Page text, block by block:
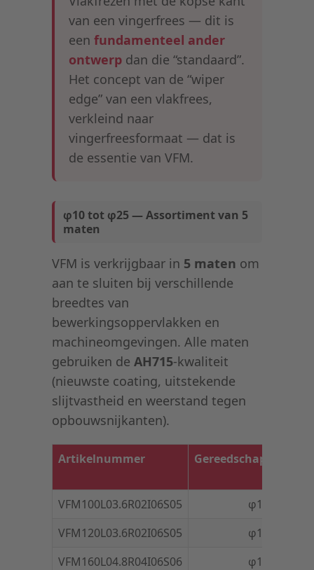
van een vingerfrees — dit is
een fundamenteel ander
ontwerp dan die “standaard”.
Het concept van de “wiper
edge” van een vlakfrees,
verkleind naar
vingerfreesformaat — dat is
de essentie van VFM.
φ10 tot φ25 — Assortiment van 5
maten
VFM is verkrijgbaar in 5 maten om
aan te sluiten bij verschillende
breedtes van
bewerkingsoppervlakken en
machineomgevingen. Alle maten
gebruiken de AH715-kwaliteit
(nieuwste coating, uitstekende
slijtvastheid en weerstand tegen
opbouwsnijkanten).
Artikelnummer
VFM100L03.6R02I06S05
φ10
VFM120L03.6R02I06S05
φ12
VFM160L04.8R04I06S06
φ16